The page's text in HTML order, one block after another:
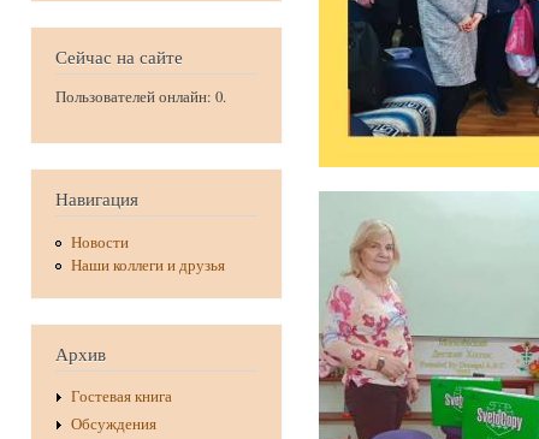
Сейчас на сайте
Пользователей онлайн: 0.
Навигация
Новости
Наши коллеги и друзья
Архив
Гостевая книга
Обсуждения